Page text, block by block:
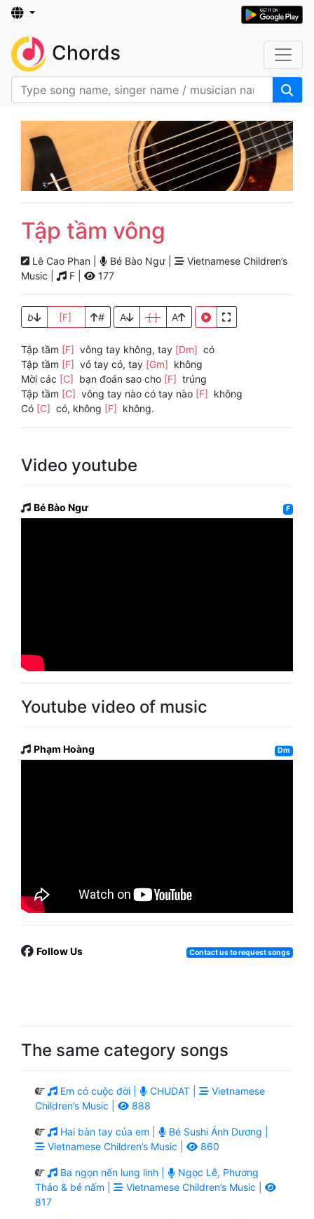
Chords
Tập tầm vông
Lê Cao Phan | Bé Bào Ngư |
Vietnamese Children’s
Music |
F | 177
b [F] # A [ ] A
Tập tầm [F] vông tay không, tay [Dm] có
Tập tầm [F] vó tay có, tay [Gm] không
Mời các [C] bạn đoán sao cho [F] trúng
Tập tầm [C] vông tay nào có tay nào [F] không
Có [C] có, không [F] không.
Video youtube
Bé Bào Ngư F
Youtube video of music
Phạm Hoàng Dm
Follow Us Contact us to request songs
The same category songs
Em có cuộc đời | CHUDAT |
Vietnamese
Children’s Music |
888
Hai bàn tay của em |
Bé Sushi Ánh Dương |
Vietnamese Children’s Music |
860
Ba ngọn nến lung linh |
Ngọc Lễ, Phương
Thảo & bé nấm |
Vietnamese Children’s Music |
817